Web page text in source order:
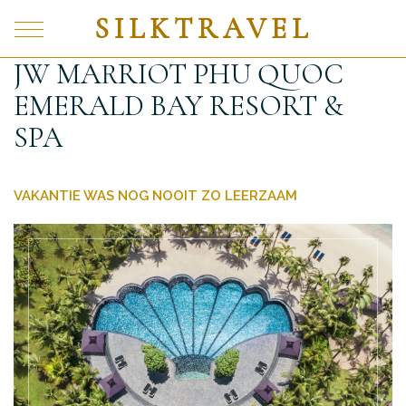
SILKTRAVEL
JW MARRIOT PHU QUOC
EMERALD BAY RESORT &
SPA
VAKANTIE WAS NOG NOOIT ZO LEERZAAM